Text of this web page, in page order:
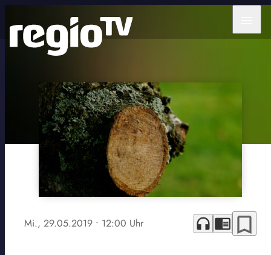
Mi., 29.05.2019 • 12:00 Uhr headphones chrome_reader_mode bookmark_border